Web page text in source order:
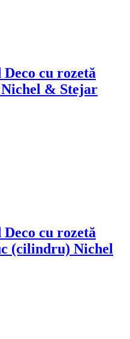
cu rozetă
& Stejar
cu rozetă
(cilindru) Nichel